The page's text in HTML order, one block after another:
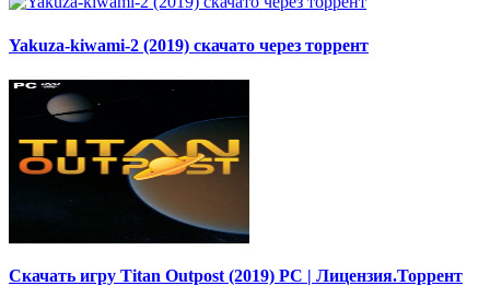
Yakuza-kiwami-2 (2019) скачато через торрент
Скачать игру Titan Outpost (2019) PC | Лицензия.Торрент